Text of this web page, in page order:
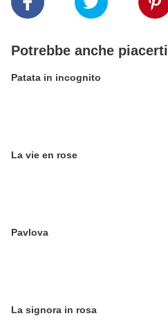
Potrebbe anche piacerti
Patata in incognito
La vie en rose
Pavlova
La signora in rosa